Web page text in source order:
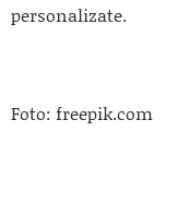
personalizate.
Foto: freepik.com